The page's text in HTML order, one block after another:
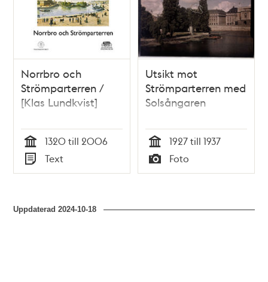
Norrbro och
Strömparterren /
[Klas Lundkvist]
Tid
1320 till 2006
Typ
Text
Utsikt mot
Strömparterren med
Solsångaren
Tid
1927 till 1937
Typ
Foto
Uppdaterad2024-10-18